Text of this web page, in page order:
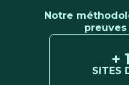
Notre
preuves
+
SITES